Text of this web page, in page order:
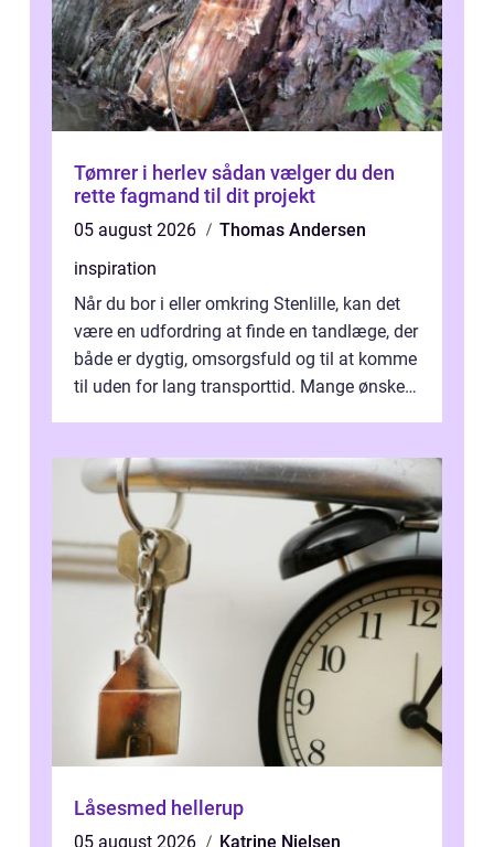
Tømrer i herlev sådan vælger du den
rette fagmand til dit projekt
05 august 2026
Thomas Andersen
inspiration
Når du bor i eller omkring Stenlille, kan det
være en udfordring at finde en tandlæge, der
både er dygtig, omsorgsfuld og til at komme
til uden for lang transporttid. Mange ønsker
Låsesmed hellerup
05 august 2026 Katrine Nielsen